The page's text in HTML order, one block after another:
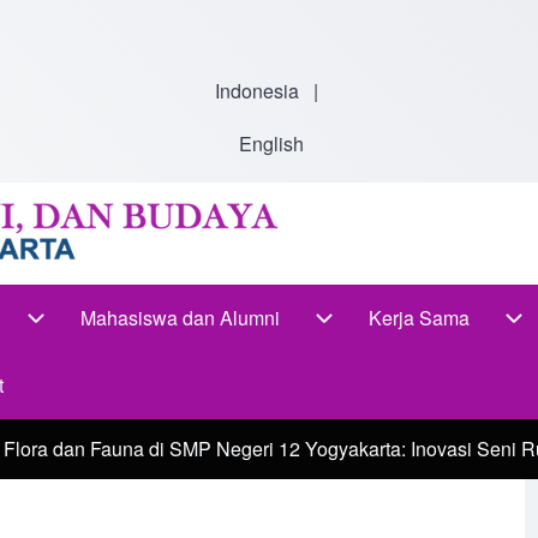
Indonesia |
English
Mahasiswa dan Alumni
Mahasiswa dan Alumni
Kerja Sama
dan Fauna di SMP Negeri 12 Yogyakarta: Inovasi Seni